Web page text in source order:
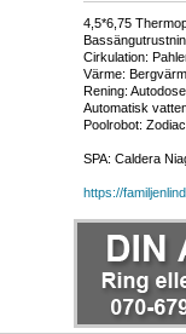
4,5*6,75
Cirkulation:
Värme:
Rening:
Automatisk
Poolrobot:
SPA: Caldera
https://